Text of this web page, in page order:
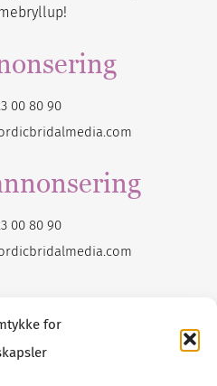
for
00 80 90
00 80 90
.com